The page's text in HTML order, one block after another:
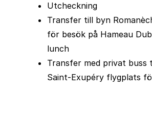
Efter målgång väntar en stor fest
åskådare samlas för att fira
Här serveras det mat, vin och
atmosfär som påminner mer om
än en idrottstävling. För många
Utcheckning
Transfer till byn
för besök på Hameau
lunch
Transfer med privat buss
Saint-Exupéry flygplats